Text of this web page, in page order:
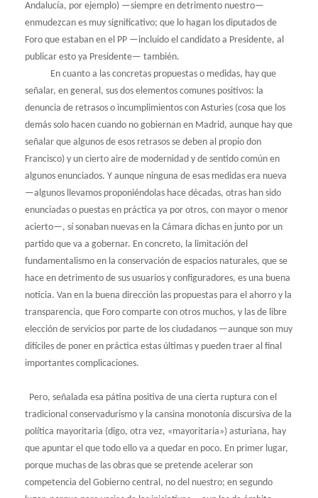
Andalucía, por ejemplo) —siempre en detrimento nuestro—
enmudezcan es muy significativo; que lo hagan los diputados de
Foro que estaban en el PP —incluido el candidato a Presidente, al
publicar esto ya Presidente— también.
En cuanto a las concretas propuestas o medidas, hay que
señalar, en general, sus dos elementos comunes positivos: la
denuncia de retrasos o incumplimientos con Asturies (cosa que los
demás solo hacen cuando no gobiernan en Madrid, aunque hay que
señalar que algunos de esos retrasos se deben al propio don
Francisco) y un cierto aire de modernidad y de sentido común en
algunos enunciados. Y aunque ninguna de esas medidas era nueva
—algunos llevamos proponiéndolas hace décadas, otras han sido
enunciadas o puestas en práctica ya por otros, con mayor o menor
acierto—, sí sonaban nuevas en la Cámara dichas en junto por un
partido que va a gobernar. En concreto, la limitación del
fundamentalismo en la conservación de espacios naturales, que se
hace en detrimento de sus usuarios y configuradores, es una buena
noticia. Van en la buena dirección las propuestas para el ahorro y la
transparencia, que Foro comparte con otros muchos, y las de libre
elección de servicios por parte de los ciudadanos —aunque son muy
difíciles de poner en práctica estas últimas y pueden traer al final
importantes complicaciones.
Pero, señalada esa pátina positiva de una cierta ruptura con el
tradicional conservadurismo y la cansina monotonía discursiva de la
política mayoritaria (digo, otra vez, «mayoritaria») asturiana, hay
que apuntar el que todo ello va a quedar en poco. En primer lugar,
porque muchas de las obras que se pretende acelerar son
competencia del Gobierno central, no del nuestro; en segundo